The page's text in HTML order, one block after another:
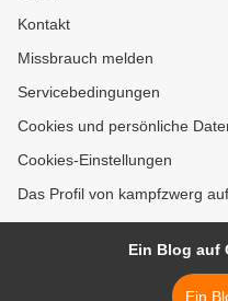
Kontakt
Missbrauch melden
Servicebedingungen
Cookies und persönliche
Cookies-Einstellungen
Das Profil von kampfzwerg
Ein Blog auf
Ein